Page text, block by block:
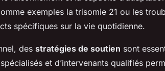
exemples la trisomie 21 ou les
spécifiques sur la vie quotidienne.
des stratégies de soutien sont
et d’intervenants qualifiés